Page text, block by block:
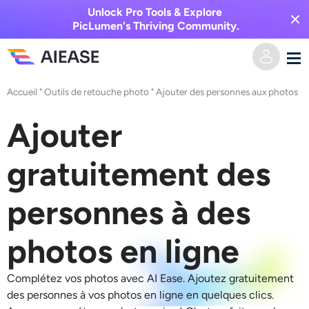
Unlock Pro Tools & Explore
PicLumen's Thriving Community.
Domicile
Vidéo IA
Texte en vidéo
De l’image à la vidéo
Effets vidéo
Générateur de baisers IA
Effets vidéo
Image IA
Image vers image
Texte en image
Outils d’IA
Éditeur et créateur de photos
Prisée
Accueil "Outils de retouche photo "Ajouter des personnes aux photos
Ajouter
gratuitement des
personnes à des
photos en ligne
Complétez vos photos avec AI Ease. Ajoutez gratuitement
des personnes à vos photos en ligne en quelques clics.